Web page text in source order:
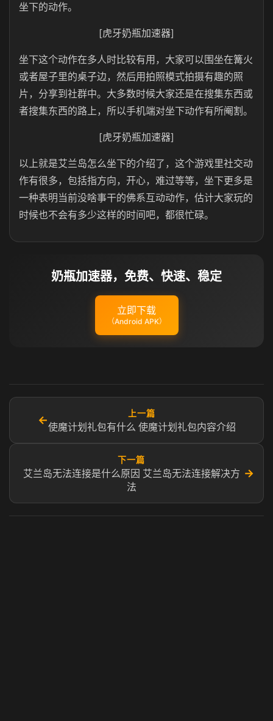
坐下的动作。
[虎牙奶瓶加速器]
坐下这个动作在多人时比较有用，大家可以围坐在篝火
或者屋子里的桌子边，然后用拍照模式拍摄有趣的照
片，分享到社群中。大多数时候大家还是在搜集东西或
者搜集东西的路上，所以手机端对坐下动作有所阉割。
[虎牙奶瓶加速器]
以上就是艾兰岛怎么坐下的介绍了，这个游戏里社交动
作有很多，包括指方向，开心，难过等等，坐下更多是
一种表明当前没啥事干的佛系互动动作，估计大家玩的
时候也不会有多少这样的时间吧，都很忙碌。
奶瓶加速器，免费、快速、稳定
立即下载
（Android APK）
←
上一篇
使魔计划礼包​有什么​ 使魔计划礼包内容介绍
下一篇
艾兰岛无法连接是什么原因 艾兰岛无法连接解决方
法
→